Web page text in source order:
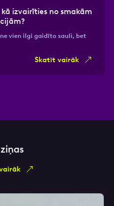
izvairīties no smakām
vien ilgi gaidīto sauli, bet
Skatīt vairāk